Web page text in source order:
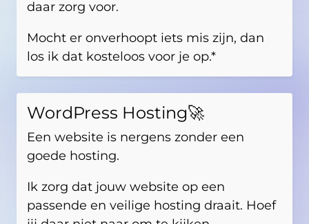
daar zorg voor.
Mocht er onverhoopt iets mis zijn, dan
los ik dat kosteloos voor je op.*
WordPress Hosting🚀
Een website is nergens zonder een
goede hosting.
Ik zorg dat jouw website op een
passende en veilige hosting draait. Hoef